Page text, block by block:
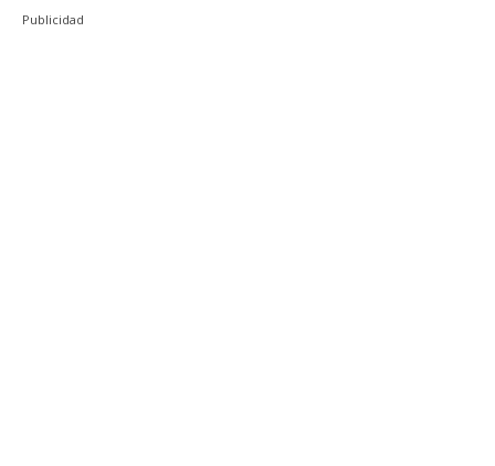
Publicidad